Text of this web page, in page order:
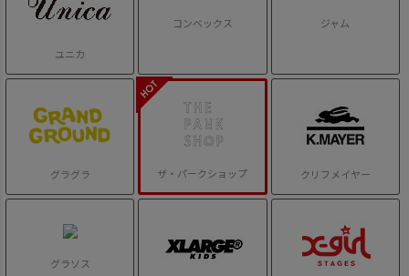
ユニカ
コンベックス ジャム
グラグラ ザ・パークショップ クリフメイヤー
グラソス